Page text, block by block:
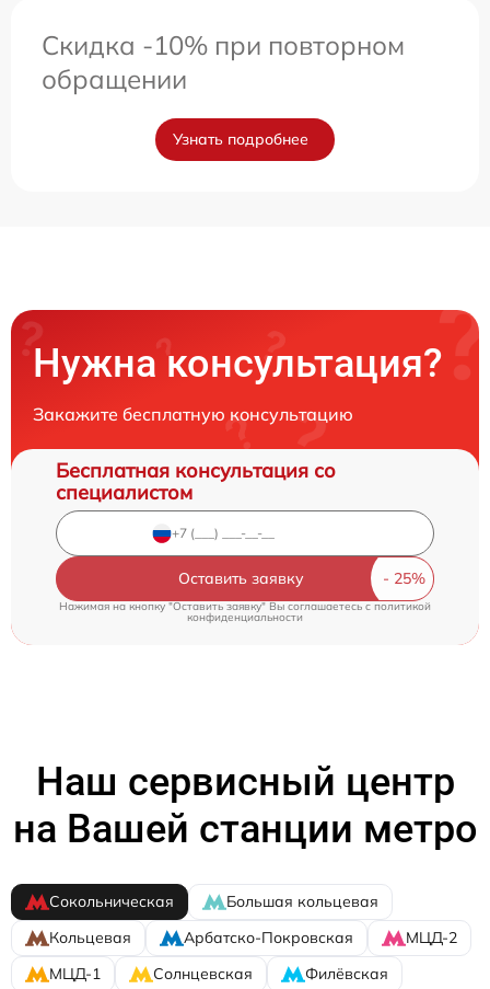
Скидка -10% при повторном
обращении
Узнать подробнее
Нужна консультация?
Закажите бесплатную консультацию
Бесплатная консультация со
специалистом
Оставить заявку
Нажимая на кнопку "Оставить заявку" Вы соглашаетесь cполитикой
конфиденциальности
Наш сервисный центр
на Вашей станции метро
Сокольническая
Большая кольцевая
Кольцевая
Арбатско-Покровская
МЦД-2
МЦД-1
Солнцевская
Филёвская